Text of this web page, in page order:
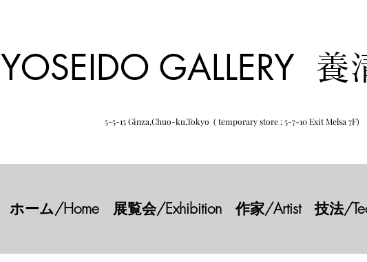
YOSEIDO GALLERY 養
5-5-15 Ginza,Chuo-ku,Tokyo ( temporary store : 5-7-10 Exit Melsa 7F)
ホーム/Home 展覧会/Exhibition 作家/Artist 技法/